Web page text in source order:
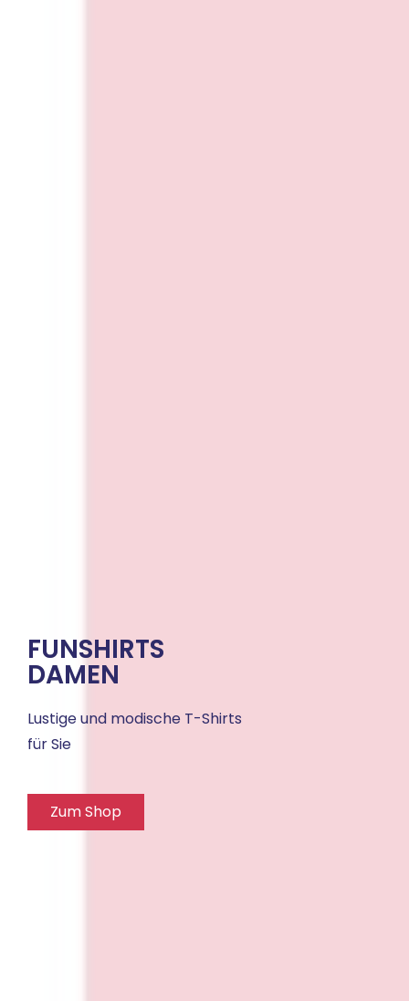
FUNSHIRTS
DAMEN
Lustige und modische T-Shirts
für Sie
Zum Shop